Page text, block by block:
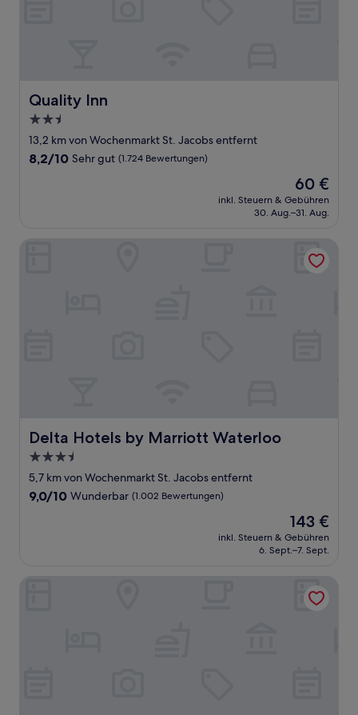
Quality Inn
Quality Inn
2.5-
Sterne-
Unterkunft
13,2 km von Wochenmarkt St. Jacobs entfernt
8.2
Bewertungen)
8,2/10 Sehr gut (1.724 Bewertungen)
Der
Preis
beträgt
60 €
inkl. Steuern & Gebühren
30. Aug.–31. Aug.
Delta Hotels by Marriott Waterloo
Delta Hotels by Marriott Waterloo
3.5-
Sterne-
Unterkunft
5,7 km von Wochenmarkt St. Jacobs entfernt
9.0
9,0/10 Wunderbar (1.002 Bewertungen)
Der
Preis
beträgt
143 €
inkl. Steuern & Gebühren
6. Sept.–7. Sept.